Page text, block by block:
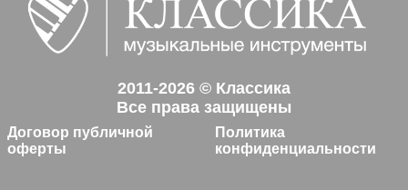
2011-2026 © Классика
Все права защищены
Договор публичной
оферты
Политика
конфиденциальности